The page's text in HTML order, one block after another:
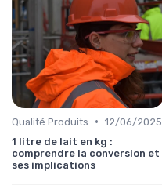
Qualité Produits • 12/06/2025
1 litre de lait en kg :
comprendre la conversion et
ses implications